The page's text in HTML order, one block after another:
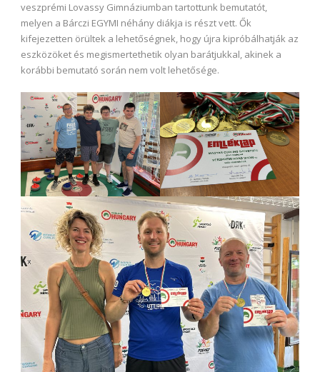
veszprémi Lovassy Gimnáziumban tartottunk bemutatót,
melyen a Bárczi EGYMI néhány diákja is részt vett. Ők
kifejezetten örültek a lehetőségnek, hogy újra kipróbálhatják az
eszközöket és megismertethetik olyan barátjukkal, akinek a
korábbi bemutató során nem volt lehetősége.